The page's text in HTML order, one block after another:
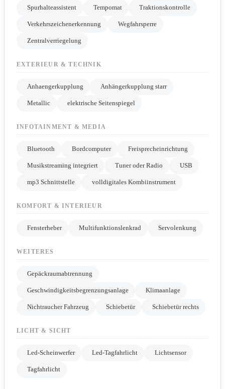
Spurhalteassistent Tempomat Traktionskontrolle
Verkehrszeichenerkennung Wegfahrsperre
Zentralverriegelung
EXTERIEUR & TECHNIK
Anhaengerkupplung Anhängerkupplung starr
Metallic elektrische Seitenspiegel
INFOTAINMENT & MEDIA
Bluetooth Bordcomputer Freisprecheinrichtung
Musikstreaming integriert Tuner oder Radio USB
mp3 Schnittstelle volldigitales Kombiinstrument
KOMFORT & INTERIEUR
Fensterheber Multifunktionslenkrad Servolenkung
WEITERES
Gepäckraumabtrennung
Geschwindigkeitsbegrenzungsanlage Klimaanlage
Nichtraucher Fahrzeug Schiebetür Schiebetür rechts
LICHT & SICHT
Led-Scheinwerfer Led-Tagfahrlicht Lichtsensor
Tagfahrlicht